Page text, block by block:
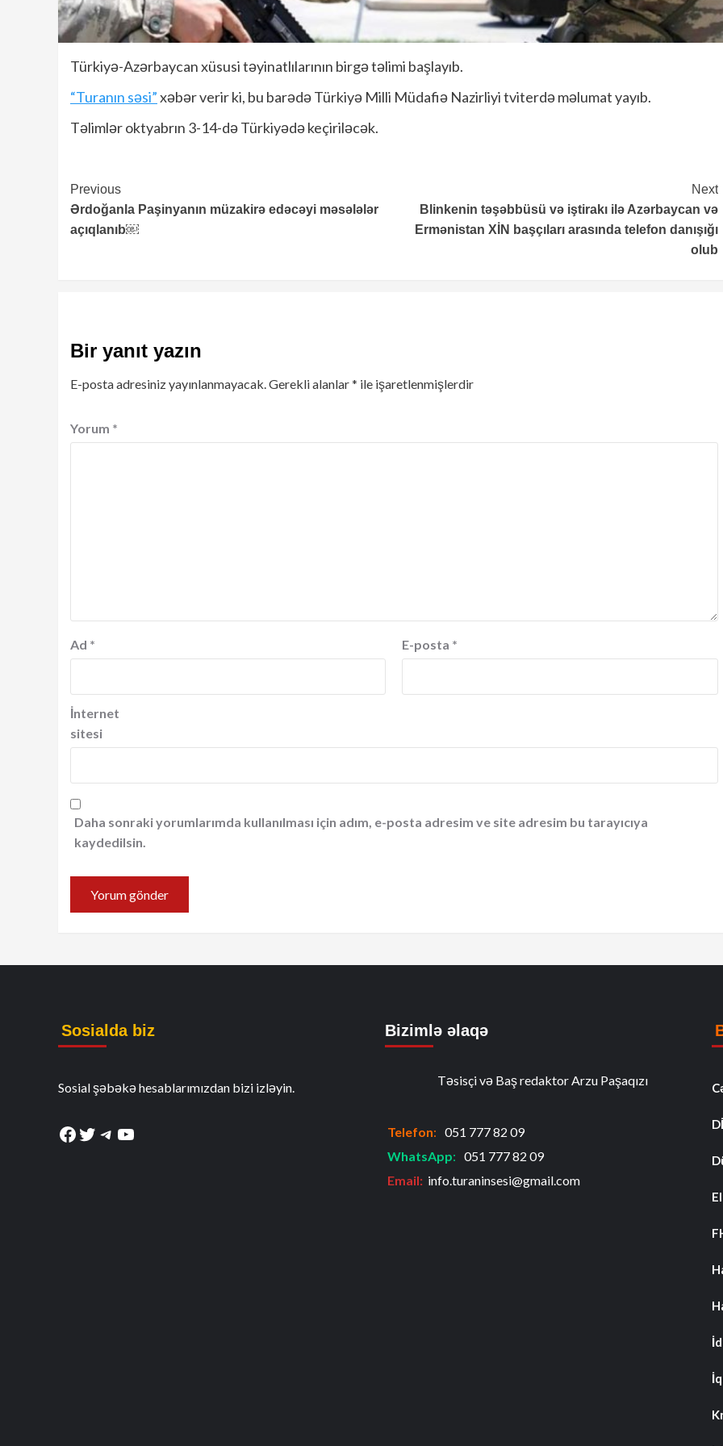
Türkiyə-Azərbaycan xüsusi təyinatlılarının birgə təlimi başlayıb.
“Turanın səsi”xəbər verir ki, bu barədə Türkiyə Milli Müdafiə Nazirliyi tviterdə məlumat yayıb.
Təlimlər oktyabrın 3-14-də Türkiyədə keçiriləcək.
Continue
Reading
Previous
Ərdoğanla Paşinyanın müzakirə edəcəyi məsələlər
açıqlanıb￼
Next
Blinkenin təşəbbüsü və iştirakı ilə Azərbaycan və
Ermənistan XİN başçıları arasında telefon danışığı
olub
Bir yanıt yazın
E-posta adresiniz yayınlanmayacak.Gerekli alanlar* ile işaretlenmişlerdir
Yorum *
Ad * E-posta *
İnternet
sitesi
Daha sonraki yorumlarımda kullanılması için adım, e-posta adresim ve site adresim bu tarayıcıya
kaydedilsin.
Sosialda biz
Sosial şəbəkə hesablarımızdan bizi izləyin.
Facebook
Twitter
Telegram
YouTube
Bizimlə əlaqə
Təsisçi və Baş redaktor Arzu Paşaqızı
Telefon: 051 777 82 09
WhatsApp: 051 777 82 09
Email: info.turaninsesi@gmail.com